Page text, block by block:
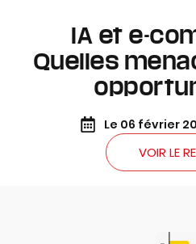
IA et e-
Quelles
Le 06 février
VOIR LE